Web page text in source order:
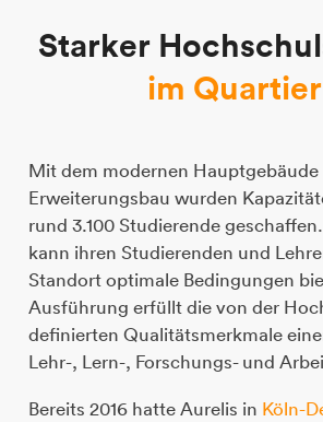
Starker Hochschul
im Quartier
Mit dem modernen Hauptgebäude
Erweiterungsbau wurden
rund 3.100 Studierende
kann ihren Studierenden und
Standort optimale Bedingungen
Ausführung erfüllt die von der
definierten Qualitätsmerkmale
Lehr-, Lern-, Forschungs- und
Bereits 2016 hatte Aurelis in Köln-